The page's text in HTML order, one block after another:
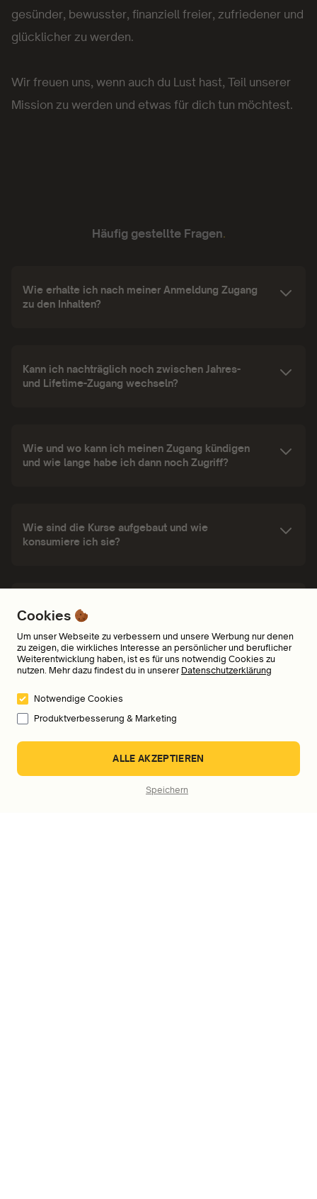
gesünder, bewusster, finanziell freier, zufriedener und
glücklicher zu werden.
Wir freuen uns, wenn auch du Lust hast, Teil unserer
Mission zu werden und etwas für dich tun möchtest.
Häufig gestellte Fragen.
Wie erhalte ich nach meiner Anmeldung Zugang
zu den Inhalten?
Kann ich nachträglich noch zwischen Jahres-
und Lifetime-Zugang wechseln?
Wie und wo kann ich meinen Zugang kündigen
und wie lange habe ich dann noch Zugriff?
Wie sind die Kurse aufgebaut und wie
konsumiere ich sie?
Wo und auf welchen Geräten kann ich meine
Audiokurse hören?
An wen kann ich mich wenden, wenn ich Fragen,
Cookies
Um unser Webseite zu verbessern und unsere Werbung nur denen
zu zeigen, die wirkliches Interesse an persönlicher und beruflicher
Weiterentwicklung haben, ist es für uns notwendig Cookies zu
nutzen. Mehr dazu findest du in unserer Datenschutzerklärung
Notwendige Cookies
Produktverbesserung & Marketing
ALLE AKZEPTIEREN
Speichern